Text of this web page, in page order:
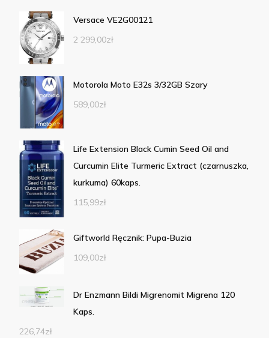
Versace VE2G00121
2 299,00zł
Motorola Moto E32s 3/32GB Szary
589,00zł
Life Extension Black Cumin Seed Oil and
Curcumin Elite Turmeric Extract (czarnuszka,
kurkuma) 60kaps.
115,99zł
Giftworld Ręcznik: Pupa-Buzia
109,00zł
Dr Enzmann Bildi Migrenomit Migrena 120
Kaps.
226,74zł